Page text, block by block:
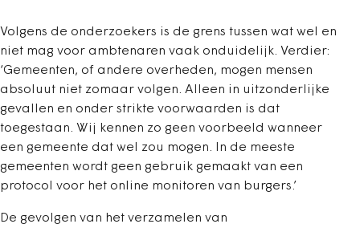
Volgens de onderzoekers is de grens tussen wat wel en
niet mag voor ambtenaren vaak onduidelijk. Verdier:
‘Gemeenten, of andere overheden, mogen mensen
absoluut niet zomaar volgen. Alleen in uitzonderlijke
gevallen en onder strikte voorwaarden is dat
toegestaan. Wij kennen zo geen voorbeeld wanneer
een gemeente dat wel zou mogen. In de meeste
gemeenten wordt geen gebruik gemaakt van een
protocol voor het online monitoren van burgers.’
De gevolgen van het verzamelen van